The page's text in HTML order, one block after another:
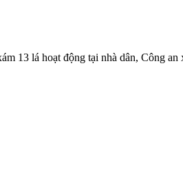
13 lá hoạt động tại nhà dân, Công